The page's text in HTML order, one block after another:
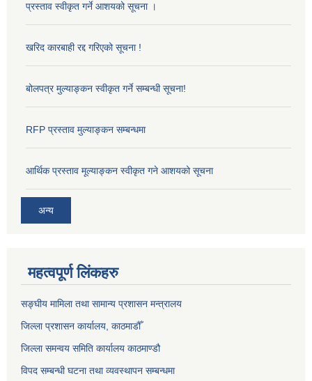
प्रस्ताव स्वीकृत गर्ने आशयको सूचना ।
खरिद कारबाही रद्द गरिएको सूचना !
बोलपत्र मुल्याङ्कन स्वीकृत गर्ने सम्बन्धी सूचना!
RFP प्रस्ताव मुल्याङ्कन सम्बन्धमा
आर्थिक प्रस्ताव मूल्याङ्कन स्वीकृत गने आशयको सूचना
अन्य
महत्वपूर्ण लिंकहरु
सङ्‍घीय मामिला तथा सामान्य प्रशासन मन्त्रालय
जिल्ला प्रशासन कार्यालय, काठमाडौँ
जिल्ला समन्वय समिति कार्यालय काठमाण्ड‌ौ
विपद सम्बन्धी घटना तथा व्यवस्थापन सम्बन्धमा